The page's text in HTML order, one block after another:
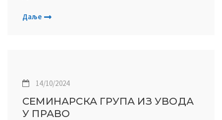
Даље
14/10/2024
СЕМИНАРСКА ГРУПА ИЗ УВОДА
У ПРАВО